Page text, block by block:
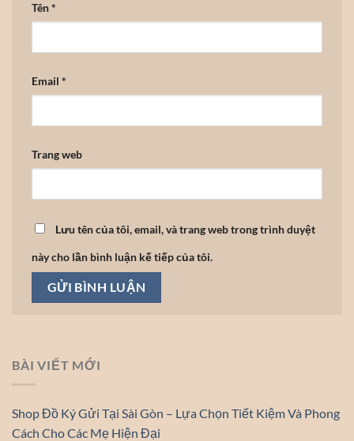
BÀI VIẾT MỚI
Shop Đồ Ký Gửi Tại Sài Gòn – Lựa Chọn Tiết Kiệm Và Phong
Cách Cho Các Mẹ Hiện Đại
Tên*
Email *
Trang web
Lưu tên của tôi, email, và trang web trong trình duyệt
này cho lần bình luận kế tiếp của tôi.